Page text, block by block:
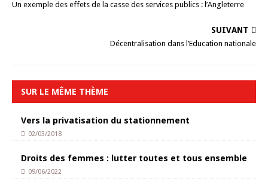
Un exemple des effets de la casse des services publics : l’Angleterre
SUIVANT
Décentralisation dans l’Education nationale
SUR LE MÊME THÈME
Vers la privatisation du stationnement
02/03/2018
Droits des femmes : lutter toutes et tous ensemble
09/06/2022